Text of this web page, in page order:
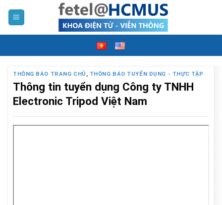
THÔNG BÁO TRANG CHỦ , THÔNG BÁO TUYỂN DỤNG - THỰC TẬP
Thông tin tuyển dụng Công ty TNHH
Electronic Tripod Việt Nam